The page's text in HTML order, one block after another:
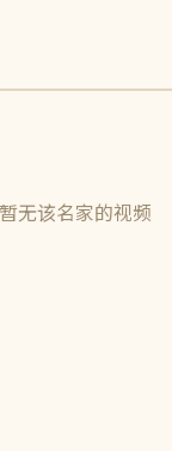
暂无该名家的视频